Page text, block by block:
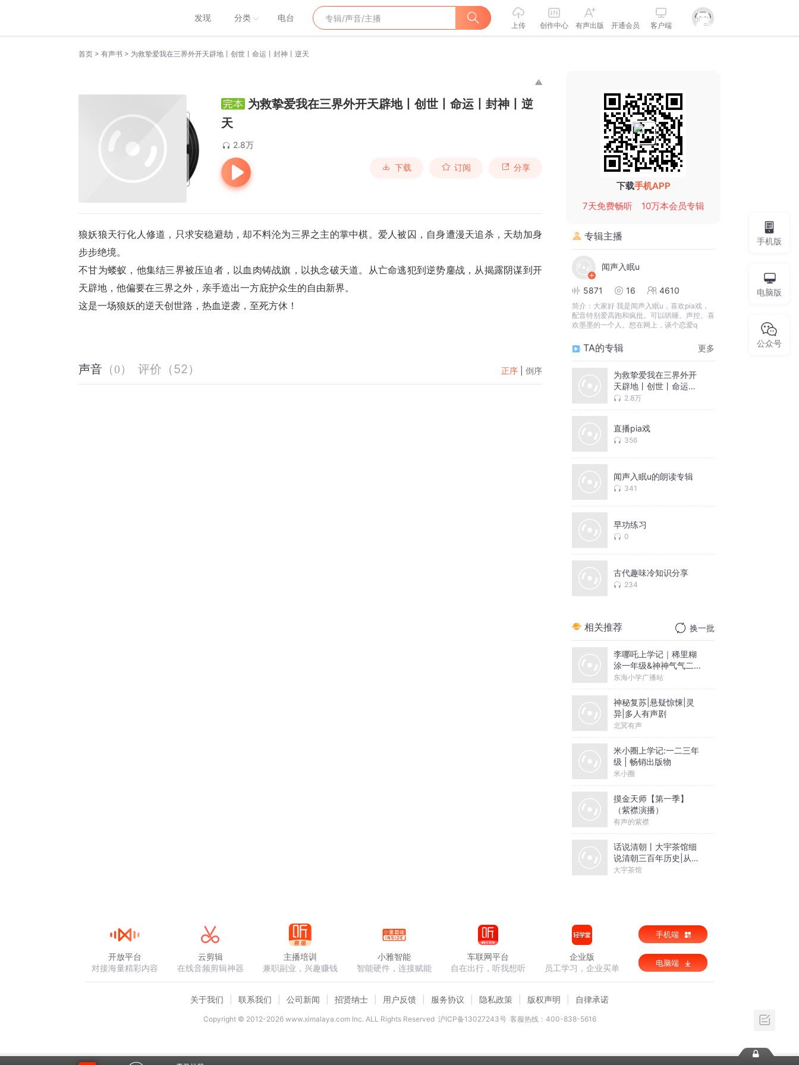
发现 分类 电台
上传 创作中心 有声出版 开通会员 客户端
首页 > 有声书 > 为救挚爱我在三界外开天辟地丨创世丨命运丨封神丨逆天
为救挚爱我在三界外开天辟地丨创世丨命运丨封神丨逆
天
2.8万
下载 订阅 分享
狼妖狼天行化人修道，只求安稳避劫，却不料沦为三界之主的掌中棋。爱人被囚，自身遭漫天追杀，天劫加身
步步绝境。
不甘为蝼蚁，他集结三界被压迫者，以血肉铸战旗，以执念破天道。从亡命逃犯到逆势鏖战，从揭露阴谋到开
天辟地，他偏要在三界之外，亲手造出一方庇护众生的自由新界。
这是一场狼妖的逆天创世路，热血逆袭，至死方休！
声音 （0） 评价 （ 52） 正序 倒序
下载手机APP
7天免费畅听
10万本会员专辑
专辑主播
闻声入眠u
5871 16 4610
简介： 大家好 我是闻声入眠u，喜欢pia戏，
配音特别爱高跑和疯批。可以哄睡。声控。喜
欢墨墨的一个人。想在网上，谈个恋爱q
TA的专辑 更多
为救挚爱我在三界外开
天辟地丨创世丨命运丨
封神丨逆天
2.8万
直播pia戏
356
闻声入眠u的朗读专辑
341
早功练习
0
古代趣味冷知识分享
234
相关推荐 换一批
李哪吒上学记｜稀里糊
涂一年级&神神气气二年
级
东海小学广播站
神秘复苏|悬疑惊悚|灵
异|多人有声剧
北冥有声
米小圈上学记:一二三年
级 | 畅销出版物
米小圈
摸金天师【第一季】
（紫襟演播）
有声的紫襟
话说清朝丨大宇茶馆细
说清朝三百年历史|从努
尔哈赤到末代皇帝溥仪|
大宇茶馆
手机版
电脑版
公众号
开放平台
对接海量精彩内容
云剪辑
在线音频剪辑神器
主播培训
兼职副业，兴趣赚钱
小雅智能
智能硬件，连接赋能
车联网平台
自在出行，听我想听
企业版
员工学习，企业买单
手机端
电脑端
关于我们 联系我们 公司新闻 招贤纳士 用户反馈 服务协议 隐私政策 版权声明 自律承诺
Copyright © 2012-2026www.ximalaya.com lnc. ALL Rights Reserved 沪ICP备13027243号 客服热线：400-838-5616